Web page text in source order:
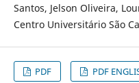
Santos, Jelson Oliveira,
Centro Universitário São
PDF PDF